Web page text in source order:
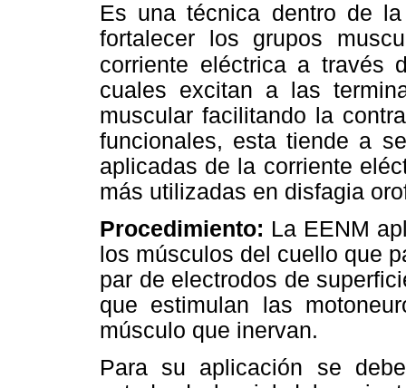
Es una técnica dentro de
fortalecer los grupos
corriente eléctrica a través
cuales excitan a las
muscular facilitando la
funcionales, esta tiende a
aplicadas de la corriente
más utilizadas en disfagia
Procedimiento: La EENM
los músculos del cuello que
par de electrodos de
que estimulan las
músculo que inervan.
Para su aplicación se